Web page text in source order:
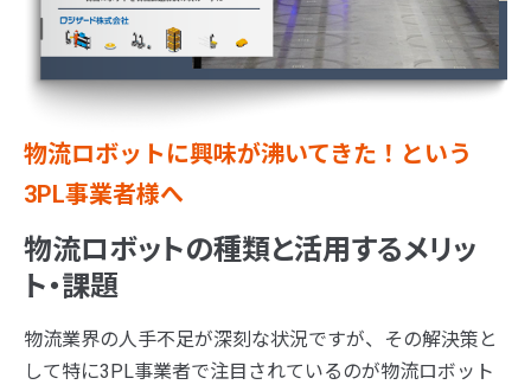
物流ロボットに興味が沸いてきた！という
3PL事業者様へ
物流ロボットの種類と活用するメリッ
ト・課題
物流業界の人手不足が深刻な状況ですが、その解決策と
して特に3PL事業者で注目されているのが物流ロボット